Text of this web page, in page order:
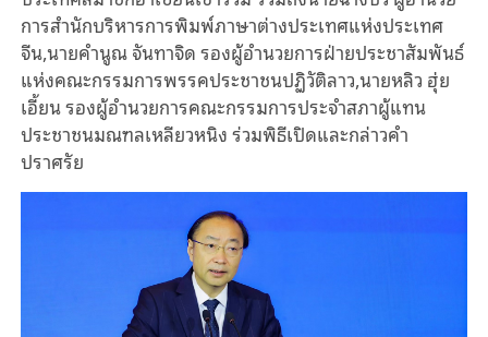
การสำนักบริหารการพิมพ์ภาษาต่างประเทศแห่งประเทศ
จีน,นายคำนูณ จันทาจิด รองผู้อำนวยการฝ่ายประชาสัมพันธ์
แห่งคณะกรรมการพรรคประชาชนปฏิวัติลาว,นายหลิว ฮุ่ย
เอี้ยน รองผู้อำนวยการคณะกรรมการประจำสภาผู้แทน
ประชาชนมณฑลเหลียวหนิง ร่วมพิธีเปิดและกล่าวคำ
ปราศรัย